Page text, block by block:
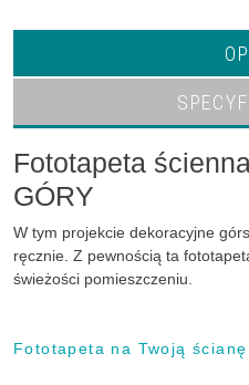
Fototapeta
GÓRY
W tym projekcie dekoracyjne
ręcznie. Z pewnością ta
świeżości pomieszczeniu.
Fototapeta na Twoją